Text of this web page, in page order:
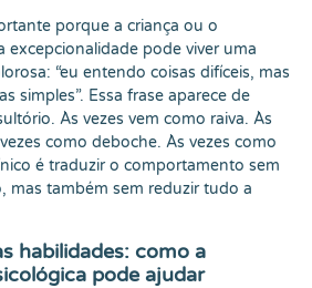
porque a criança ou o
excepcionalidade pode viver uma
“eu entendo coisas difíceis, mas
simples”. Essa frase aparece de
Às vezes vem como raiva. Às
como deboche. Às vezes como
é traduzir o comportamento sem
mas também sem reduzir tudo a
habilidades: como a
pode ajudar